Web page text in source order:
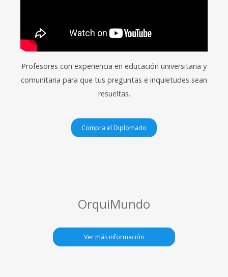
Profesores con experiencia en educación universitaria y
comunitaria para que tus preguntas e inquietudes sean
resueltas.
Compra el Diplomado
OrquiMundo
Ver más información